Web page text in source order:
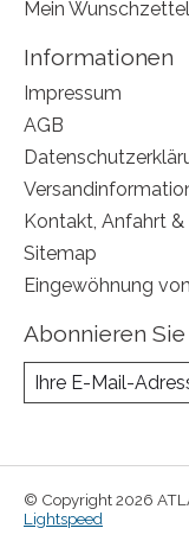
Mein Wunschzettel
Informationen
Impressum
AGB
Kontakt, Anfahrt
Sitemap
Eingewöhnung
Abonnieren
© Copyright 2026
Lightspeed